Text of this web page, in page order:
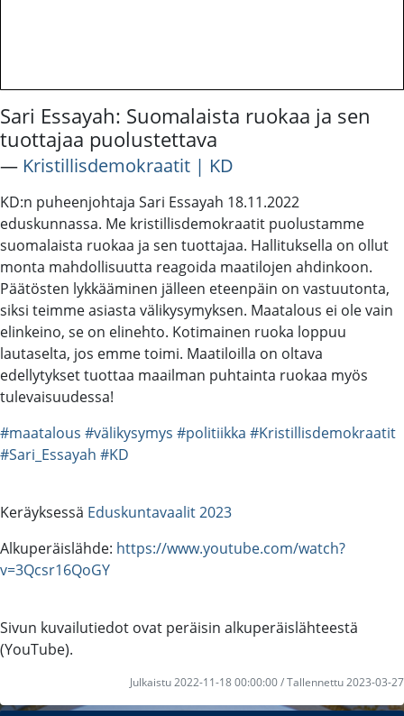
Sari Essayah: Suomalaista ruokaa ja sen
tuottajaa puolustettava
― Kristillisdemokraatit | KD
KD:n puheenjohtaja Sari Essayah 18.11.2022
eduskunnassa. Me kristillisdemokraatit puolustamme
suomalaista ruokaa ja sen tuottajaa. Hallituksella on ollut
monta mahdollisuutta reagoida maatilojen ahdinkoon.
Päätösten lykkääminen jälleen eteenpäin on vastuutonta,
siksi teimme asiasta välikysymyksen. Maatalous ei ole vain
elinkeino, se on elinehto. Kotimainen ruoka loppuu
lautaselta, jos emme toimi. Maatiloilla on oltava
edellytykset tuottaa maailman puhtainta ruokaa myös
tulevaisuudessa!
#maatalous #välikysymys #politiikka #Kristillisdemokraatit
#Sari_Essayah #KD
Keräyksessä Eduskuntavaalit 2023
Alkuperäislähde: https://www.youtube.com/watch?
v=3Qcsr16QoGY
Sivun kuvailutiedot ovat peräisin alkuperäislähteestä
(YouTube).
Julkaistu 2022-11-18 00:00:00 / Tallennettu 2023-03-27